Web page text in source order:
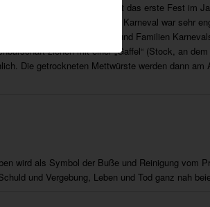
vor dem Osterfest. Es ist das erste Fest im
von Nachbarschaft und Karneval war sehr
vom KFK, dem Kinder – und Familien
ziehen mit einer „Gaffel“ (Stock, an
Die getrockneten Mettwürste werden dann am
wird als Symbol der Buße und Reinigung vom
und Vergebung, Leben und Tod ganz nah